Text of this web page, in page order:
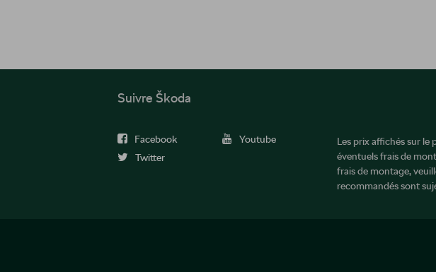
Suivre Škoda
Facebook
Youtube
Twitter
Les prix affichés sur le
éventuels frais de
frais de montage,
recommandés sont